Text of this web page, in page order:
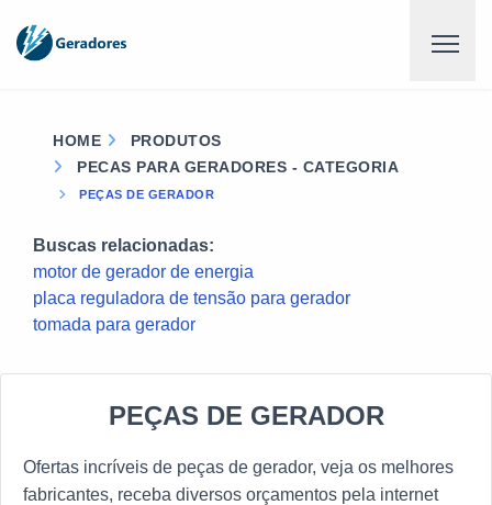
HOME
PRODUTOS
PECAS PARA GERADORES - CATEGORIA
PEÇAS DE GERADOR
Buscas relacionadas:
motor de gerador de energia
placa reguladora de tensão para gerador
tomada para gerador
PEÇAS DE GERADOR
Ofertas incríveis de peças de gerador, veja os melhores
fabricantes, receba diversos orçamentos pela internet